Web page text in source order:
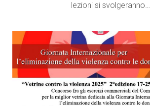
lezioni si svolgeranno…